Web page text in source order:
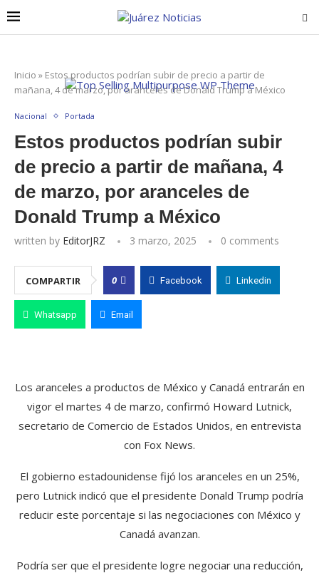
Inicio » Estos productos podrían subir de precio a partir de
mañana, 4 de marzo, por aranceles de Donald Trump a México
Nacional Portada
Estos productos podrían subir
de precio a partir de mañana, 4
de marzo, por aranceles de
Donald Trump a México
written by EditorJRZ 3 marzo, 2025 0 comments
COMPARTIR 0 Facebook Linkedin
Whatsapp Email
Los aranceles a productos de México y Canadá entrarán en
vigor el martes 4 de marzo, confirmó Howard Lutnick,
secretario de Comercio de Estados Unidos, en entrevista
con Fox News.
El gobierno estadounidense fijó los aranceles en un 25%,
pero Lutnick indicó que el presidente Donald Trump podría
reducir este porcentaje si las negociaciones con México y
Canadá avanzan.
Podría ser que el presidente logre negociar una reducción,